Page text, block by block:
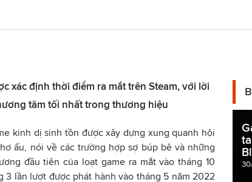
xác định thời điểm ra mắt trên Steam, với lời
tăm tối nhất trong thương hiệu
kinh dị sinh tồn được xây dựng xung quanh hội
ấu, nói về các trường hợp sợ búp bê và những
đầu tiên của loạt game ra mắt vào tháng 10
3 lần lượt được phát hành vào tháng 5 năm 2022